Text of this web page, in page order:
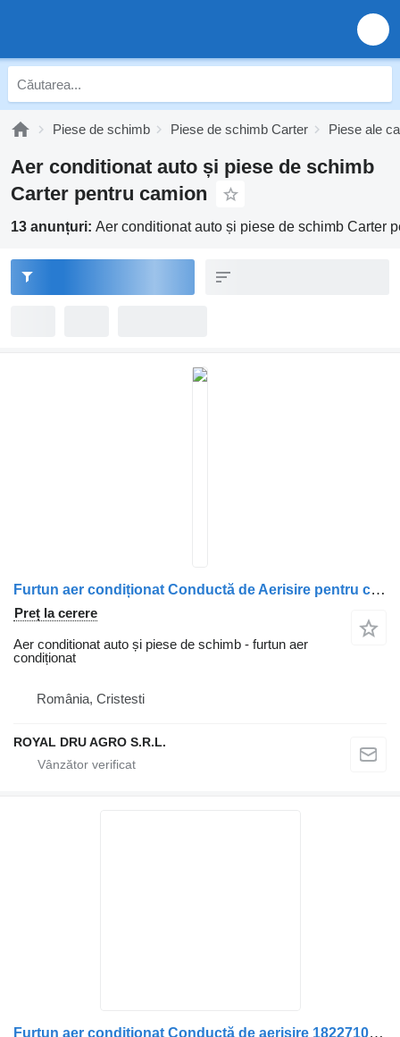
Piese de schimb Piese de schimb Carter Piese ale
Aer conditionat auto și piese de schimb
Carter pentru camion
13 anunțuri: Aer conditionat auto și piese de schimb Carter
Furtun aer condiționat Conductă de Aerisire pentru camion Carter MAN 51018023047 51018020376 51018020442 51018020372
Preț la cerere
Aer conditionat auto și piese de schimb - furtun aer
condiționat
România, Cristesti
ROYAL DRU AGRO S.R.L.
Furtun aer condiționat Conductă de aerisire 1822710 pentru camion Carter Scania -12